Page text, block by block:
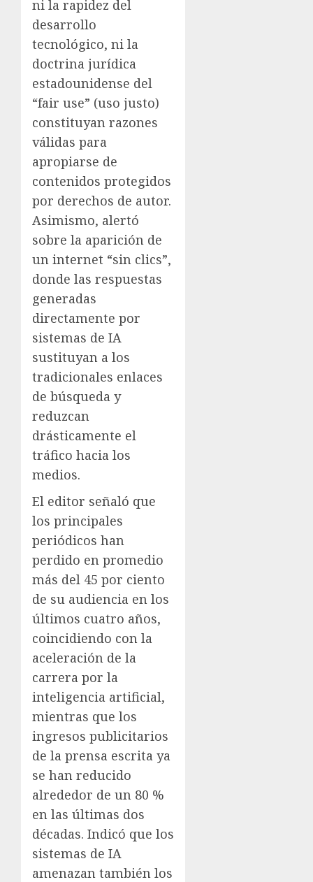
ni la rapidez del
desarrollo
tecnológico, ni la
doctrina jurídica
estadounidense del
“fair use” (uso justo)
constituyan razones
válidas para
apropiarse de
contenidos protegidos
por derechos de autor.
Asimismo, alertó
sobre la aparición de
un internet “sin clics”,
donde las respuestas
generadas
directamente por
sistemas de IA
sustituyan a los
tradicionales enlaces
de búsqueda y
reduzcan
drásticamente el
tráfico hacia los
medios.
El editor señaló que
los principales
periódicos han
perdido en promedio
más del 45 por ciento
de su audiencia en los
últimos cuatro años,
coincidiendo con la
aceleración de la
carrera por la
inteligencia artificial,
mientras que los
ingresos publicitarios
de la prensa escrita ya
se han reducido
alrededor de un 80 %
en las últimas dos
décadas. Indicó que los
sistemas de IA
amenazan también los